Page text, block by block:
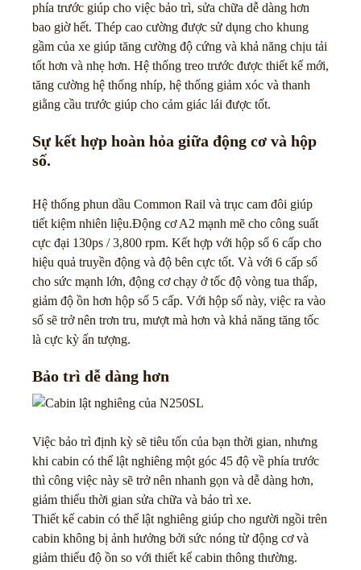
phía trước giúp cho việc bảo trì, sửa chữa dễ dàng hơn
bao giờ hết. Thép cao cường được sử dụng cho khung
gầm của xe giúp tăng cường độ cứng và khả năng chịu tải
tốt hơn và nhẹ hơn. Hệ thống treo trước được thiết kế mới,
tăng cường hệ thống nhíp, hệ thống giảm xóc và thanh
giằng cầu trước giúp cho cảm giác lái được tốt.
Sự kết hợp hoàn hỏa giữa động cơ và hộp
số.
Hệ thống phun dầu Common Rail và trục cam đôi giúp
tiết kiệm nhiên liệu.Động cơ A2 mạnh mẽ cho công suất
cực đại 130ps / 3,800 rpm. Kết hợp với hộp số 6 cấp cho
hiệu quả truyền động và độ bên cực tốt. Và với 6 cấp số
cho sức mạnh lớn, động cơ chạy ở tốc độ vòng tua thấp,
giảm độ ồn hơn hộp số 5 cấp. Với hộp số này, việc ra vào
số sẽ trở nên trơn tru, mượt mà hơn và khả năng tăng tốc
là cực kỳ ấn tượng.
Bảo trì dễ dàng hơn
Việc bảo trì định kỳ sẽ tiêu tốn của bạn thời gian, nhưng
khi cabin có thể lật nghiêng một góc 45 độ về phía trước
thì công việc này sẽ trở nên nhanh gọn và dễ dàng hơn,
giảm thiểu thời gian sửa chữa và bảo trì xe.
Thiết kế cabin có thể lật nghiêng giúp cho người ngồi trên
cabin không bị ảnh hưởng bởi sức nóng từ động cơ và
giảm thiểu độ ồn so với thiết kế cabin thông thường.